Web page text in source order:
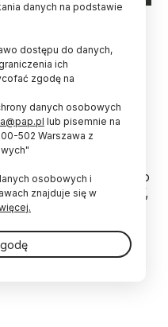
Wrocławskiego
od wydania we
łacińskiej księgi
zawierającej
w języku
i teologowie będą o
konferencji.
„Od Kaspra Elyana do
w języku polskim”,
są Instytut
UWr, Papieski
Biblioteka
danych na podstawie
dostępu do danych,
ich
zgodę na
danych osobowych
lub pisemnie na
502 Warszawa z
osobowych i
znajduje się w